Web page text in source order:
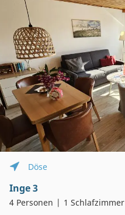
Döse
Inge 3
4 Personen 1 Schlafzimmer